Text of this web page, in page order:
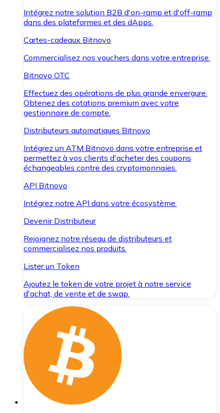
Intégrez notre solution B2B d'on-ramp et d'off-ramp
dans des plateformes et des dApps.
Cartes-cadeaux Bitnovo
Commercialisez nos vouchers dans votre entreprise.
Bitnovo OTC
Effectuez des opérations de plus grande envergure.
Obtenez des cotations premium avec votre
gestionnaire de compte.
Distributeurs automatiques Bitnovo
Intégrez un ATM Bitnovo dans votre entreprise et
permettez à vos clients d'acheter des coupons
échangeables contre des cryptomonnaies.
API Bitnovo
Intégrez notre API dans votre écosystème.
Devenir Distributeur
Rejoignez notre réseau de distributeurs et
commercialisez nos produits.
Lister un Token
Ajoutez le token de votre projet à notre service
d'achat, de vente et de swap.